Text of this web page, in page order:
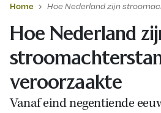
Home Hoe Nederland zijn
Hoe Nederland
veroorzaakte
Vanaf eind negentiende